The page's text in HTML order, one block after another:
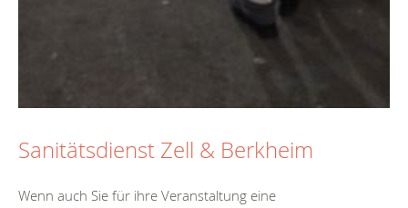
Sanitätsdienst Zell & Berkheim
Wenn auch Sie für ihre Veranstaltung eine